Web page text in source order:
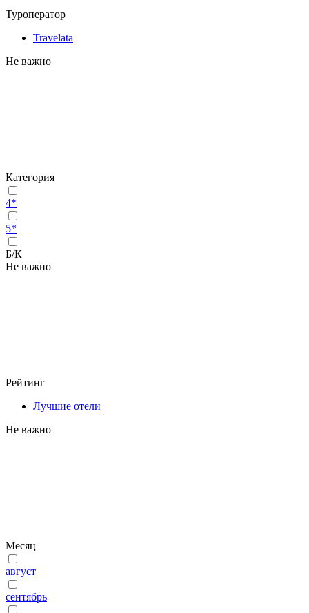
Туроператор
Travelata
Не важно
Категория
4*
5*
Б/К
Не важно
Рейтинг
Лучшие отели
Не важно
Месяц
август
сентябрь